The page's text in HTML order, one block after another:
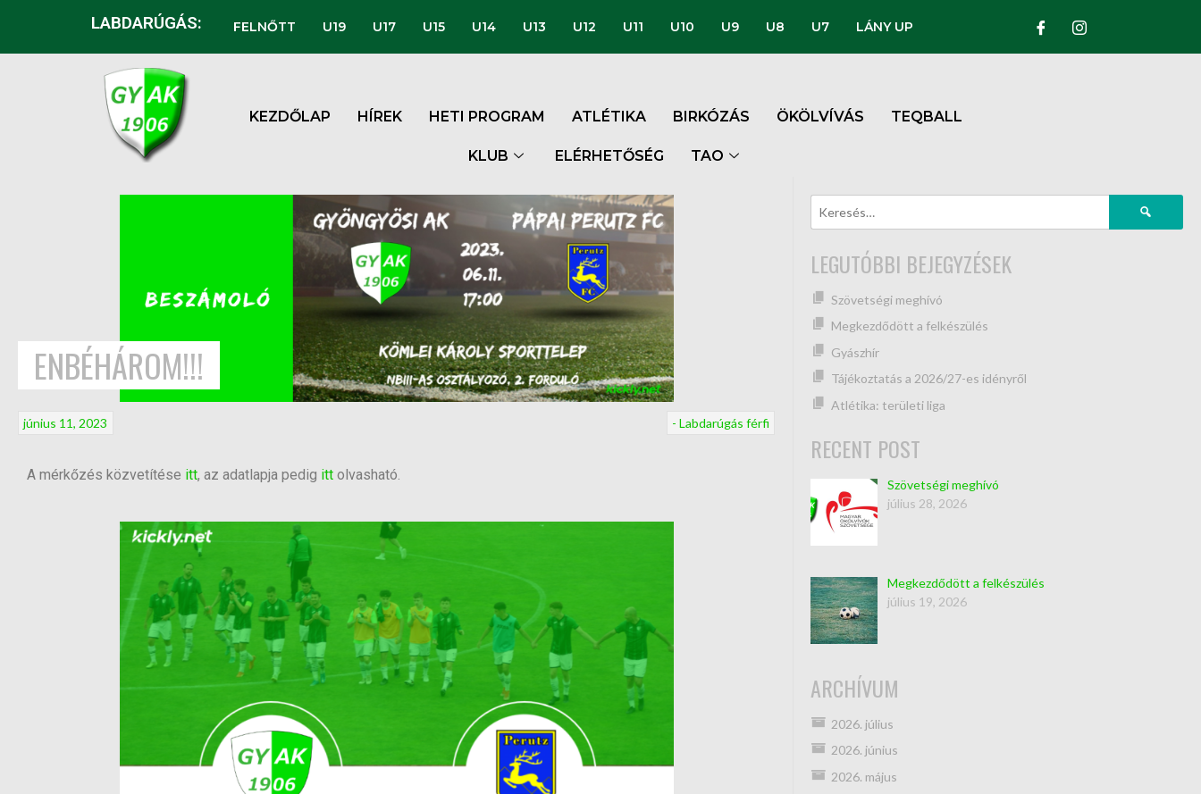
LABDARÚGÁS: FELNŐTT U19 U17 U15 U14 U13 U12 U11 U10 U9 U8 U7 LÁNY UP
KEZDŐLAP HÍREK HETI PROGRAM ATLÉTIKA BIRKÓZÁS ÖKÖLVÍVÁS TEQBALL
KLUB ELÉRHETŐSÉG TAO
ENBÉHÁROM!!!
- Labdarúgás férfi
június 11, 2023
A mérkőzés közvetítése itt, az adatlapja pedig itt olvasható.
LEGUTÓBBI BEJEGYZÉSEK
Szövetségi meghívó
Megkezdődött a felkészülés
Gyászhír
Tájékoztatás a 2026/27-es idényről
Atlétika: területi liga
RECENT POST
Szövetségi meghívó
július 28, 2026
Megkezdődött a felkészülés
július 19, 2026
ARCHÍVUM
2026. július
2026. június
2026. május